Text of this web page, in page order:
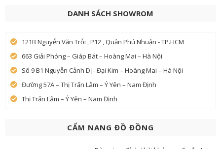
DANH SÁCH SHOWROM
121B Nguyễn Văn Trỗi , P12 , Quận Phú Nhuận - TP.HCM
663 Giải Phóng – Giáp Bát – Hoàng Mai – Hà Nội
Số 9 B1 Nguyễn Cảnh Dị - Đại Kim – Hoàng Mai – Hà Nội
Đường 57A – Thị Trấn Lâm – Ý Yên – Nam Định
Thị Trấn Lâm – Ý Yên – Nam Định
CẨM NANG ĐỒ ĐỒNG